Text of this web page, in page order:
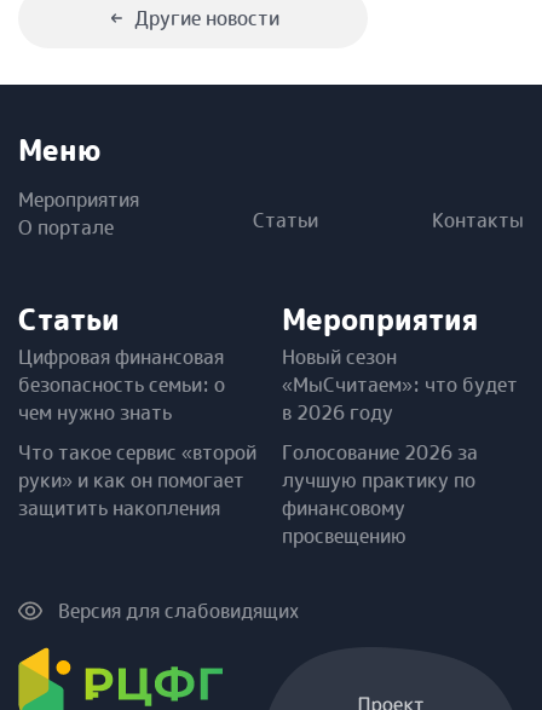
Другие новости
Меню
Мероприятия
О портале
Статьи Контакты
Статьи
Цифровая финансовая
безопасность семьи: о
чем нужно знать
Что такое сервис «второй
руки» и как он помогает
защитить накопления
Мероприятия
Новый сезон
«МыСчитаем»: что будет
в 2026 году
Голосование 2026 за
лучшую практику по
финансовому
просвещению
Версия для слабовидящих